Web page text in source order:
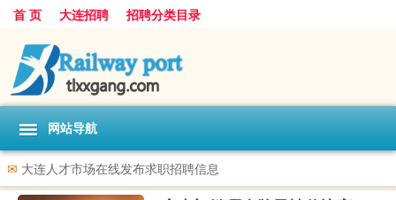
首 页 大连招聘 招聘分类目录
网站导航
✉ 大连人才市场在线发布求职招聘信息